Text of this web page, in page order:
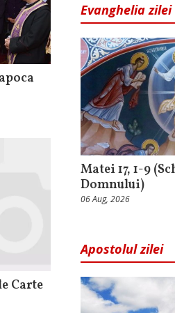
Carte
Evanghelia zilei
Matei 17, 1-9
Domnului)
06 Aug, 2026
Apostolul zilei